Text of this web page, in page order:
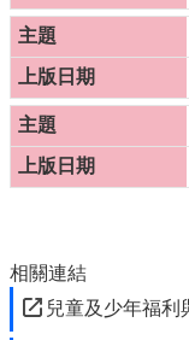
導
覽
回
首
頁
聯
嘉
相關連結
兒童及少年福利